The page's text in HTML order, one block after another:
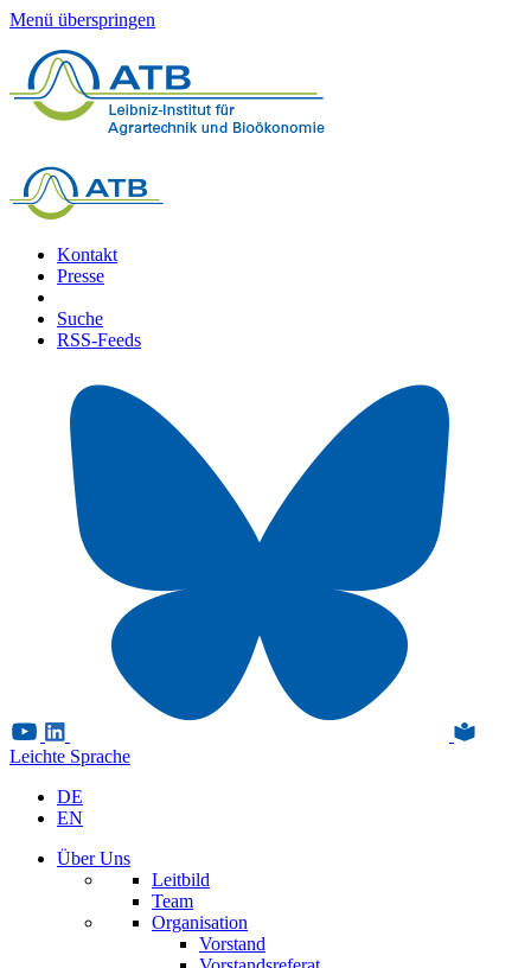
Menü überspringen
Kontakt
Presse
Suche
RSS-Feeds
Leichte Sprache
DE
EN
Über Uns
Leitbild
Team
Organisation
Vorstand